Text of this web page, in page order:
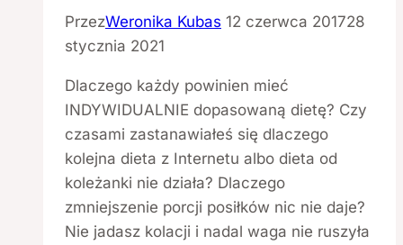
PrzezWeronika Kubas 12 czerwca 201728
stycznia 2021
Dlaczego każdy powinien mieć
INDYWIDUALNIE dopasowaną dietę? Czy
czasami zastanawiałeś się dlaczego
kolejna dieta z Internetu albo dieta od
koleżanki nie działa? Dlaczego
zmniejszenie porcji posiłków nic nie daje?
Nie jadasz kolacji i nadal waga nie ruszyła